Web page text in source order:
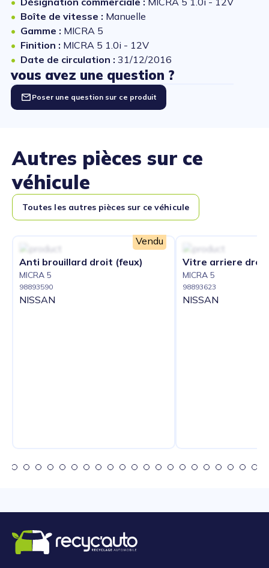
Boîte de vitesse : Manuelle
Gamme : MICRA 5
Finition : MICRA 5 1.0i - 12V
Date de circulation : 31/12/2016
vous avez une question ?
Poser une question sur ce produit
Autres pièces sur ce
véhicule
Toutes les autres pièces sur ce véhicule
Vendu
Anti brouillard droit (feux)
MICRA 5
98893590
NISSAN
Vitre arriere droit
MICRA 5
98893623
NISSAN